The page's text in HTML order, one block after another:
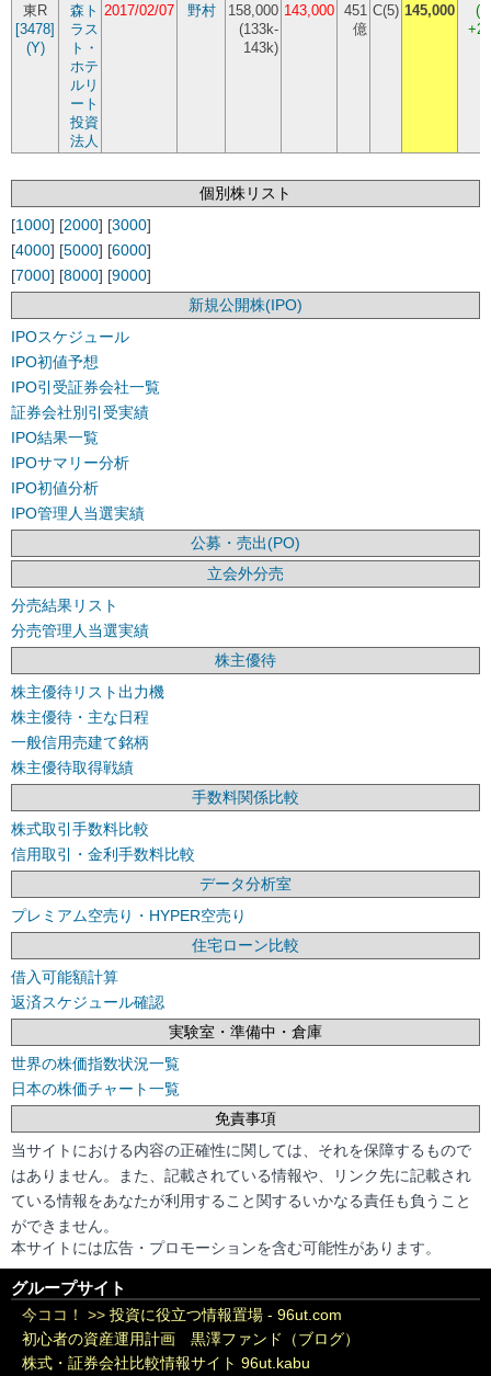
東R
[3478]
(Y)
森ト
ラス
ト・
ホテ
ルリ
ート
投資
法人
2017/02/07 野村
158,000
(133k-
143k)
143,000 451
億
C(5) 145,000
個別株リスト
[1000] [2000] [3000]
[4000] [5000] [6000]
[7000] [8000] [9000]
新規公開株(IPO)
IPOスケジュール
IPO初値予想
IPO引受証券会社一覧
証券会社別引受実績
IPO結果一覧
IPOサマリー分析
IPO初値分析
IPO管理人当選実績
公募・売出(PO)
立会外分売
分売結果リスト
分売管理人当選実績
株主優待
株主優待リスト出力機
株主優待・主な日程
一般信用売建て銘柄
株主優待取得戦績
手数料関係比較
株式取引手数料比較
信用取引・金利手数料比較
データ分析室
プレミアム空売り・HYPER空売り
住宅ローン比較
借入可能額計算
返済スケジュール確認
実験室・準備中・倉庫
世界の株価指数状況一覧
日本の株価チャート一覧
免責事項
当サイトにおける内容の正確性に関しては、それを保障するもので
はありません。また、記載されている情報や、リンク先に記載され
ている情報をあなたが利用すること関するいかなる責任も負うこと
ができません。
本サイトには広告・プロモーションを含む可能性があります。
グループサイト
今ココ！ >> 投資に役立つ情報置場 - 96ut.com
初心者の資産運用計画 黒澤ファンド（ブログ）
株式・証券会社比較情報サイト 96ut.kabu